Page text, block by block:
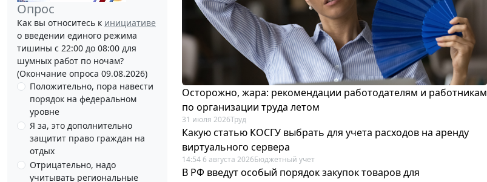
Опрос
Как вы относитесь к инициативе
о введении единого режима
тишины с 22:00 до 08:00 для
шумных работ по ночам?
(Окончание опроса 09.08.2026)
Положительно, пора навести
порядок на федеральном
уровне
Я за, это дополнительно
защитит право граждан на
отдых
Отрицательно, надо
учитывать региональные
Осторожно, жара: рекомендации работодателям и работникам
по организации труда летом
31 июля 2026Труд
Какую статью КОСГУ выбрать для учета расходов на аренду
виртуального сервера
14:54 6 августа 2026Бюджетный учет
В РФ введут особый порядок закупок товаров для